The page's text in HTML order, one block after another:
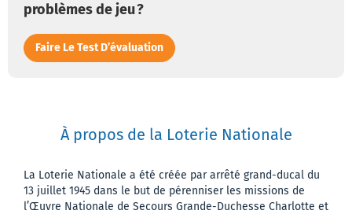
Mes
bonus
problèmes de jeu ?
Faire Le Test D’évaluation
À propos de la Loterie Nationale
La Loterie Nationale a été créée par arrêté grand-ducal du
13 juillet 1945 dans le but de pérenniser les missions de
l’Œuvre Nationale de Secours Grande-Duchesse Charlotte et